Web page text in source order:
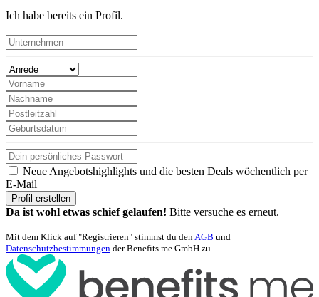
Ich habe bereits ein Profil.
Neue Angebotshighlights und die besten Deals wöchentlich per
E-Mail
Profil erstellen
Da ist wohl etwas schief gelaufen! Bitte versuche es erneut.
Mit dem Klick auf "Registrieren" stimmst du denAGB und
Datenschutzbestimmungen der Benefits.me GmbH zu.